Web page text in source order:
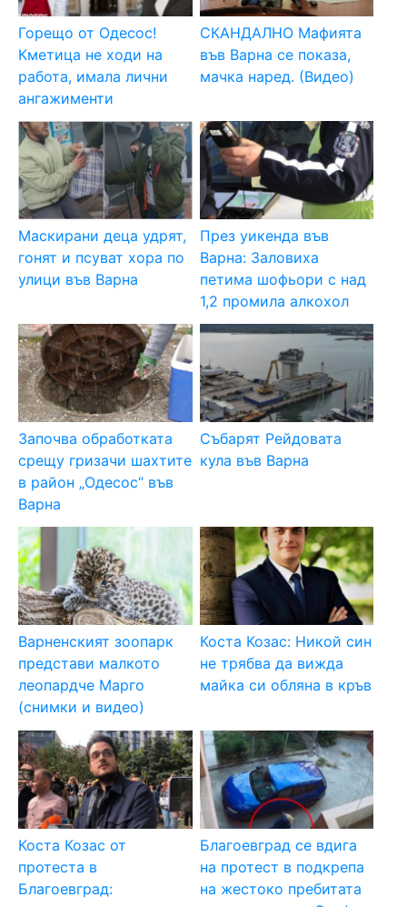
Горещо от Одесос!
Кметица не ходи на
работа, имала лични
ангажименти
СКАНДАЛНО Мафията
във Варна се показа,
мачка наред. (Видео)
Маскирани деца удрят,
гонят и псуват хора по
улици във Варна
През уикенда във
Варна: Заловиха
петима шофьори с над
1,2 промила алкохол
Започва обработката
срещу гризачи шахтите
в район „Одесос“ във
Варна
Събарят Рейдовата
кула във Варна
Варненският зоопарк
представи малкото
леопардче Марго
(снимки и видео)
Коста Козас: Никой син
не трябва да вижда
майка си обляна в кръв
Коста Козас от
протеста в
Благоевград:
Благоевград се вдига
на протест в подкрепа
на жестоко пребитата